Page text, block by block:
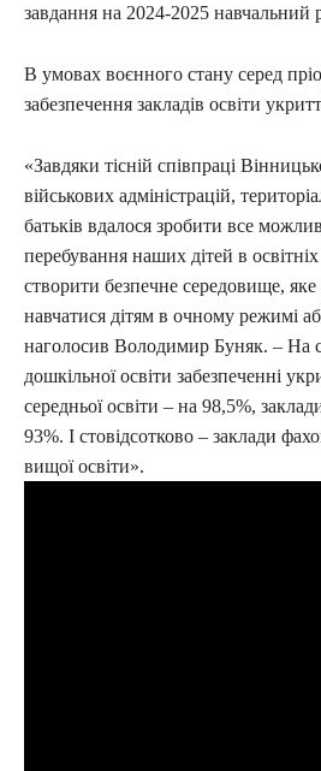
завдання на 2024-2025 навчальний
В умовах воєнного стану серед
забезпечення закладів освіти
«Завдяки тісній співпраці
військових адміністрацій,
батьків вдалося зробити все
перебування наших дітей в
створити безпечне середовище,
навчатися дітям в очному режимі
наголосив Володимир Буняк. – На
дошкільної освіти забезпеченні
середньої освіти – на 98,5%,
93%. І стовідсотково – заклади
вищої освіти».